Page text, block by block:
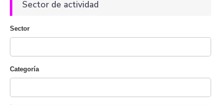
Sector de actividad
Sector
Categoría